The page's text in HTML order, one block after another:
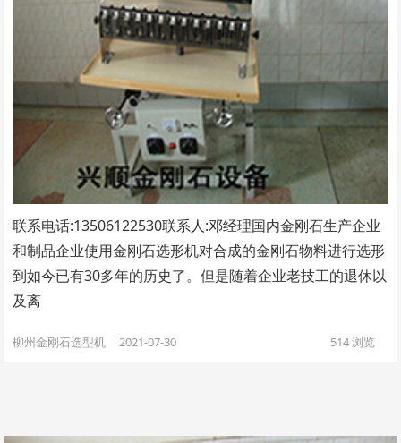
联系电话:13506122530联系人:邓经理​国内金刚石生产企业
和制品企业使用金刚石选形机对合成的金刚石物料进行选形
到如今已有30多年的历史了。但是随着企业老技工的退休以
及离
柳州金刚石选型机 2021-07-30 514浏览
章